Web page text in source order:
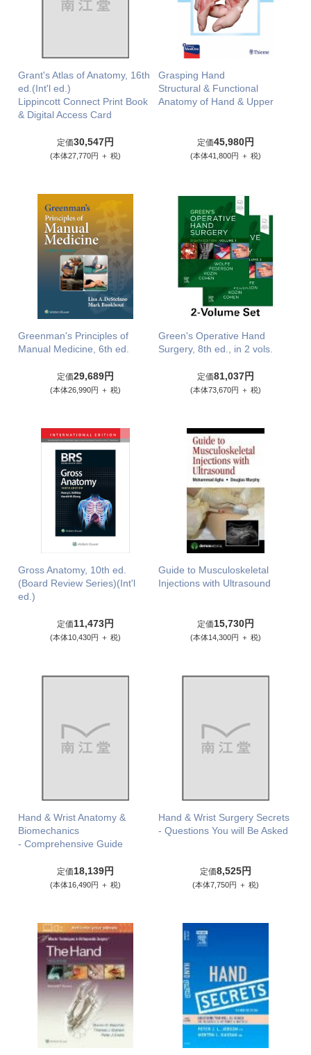
Grant's Atlas of Anatomy, 16th
ed.(Int'l ed.)
Lippincott Connect Print Book
& Digital Access Card
定価30,547円
(本体27,770円 ＋ 税)
Grasping Hand
Structural & Functional
Anatomy of Hand & Upper
定価45,980円
(本体41,800円 ＋ 税)
Greenman's Principles of
Manual Medicine, 6th ed.
定価29,689円
(本体26,990円 ＋ 税)
Green's Operative Hand
Surgery, 8th ed., in 2 vols.
定価81,037円
(本体73,670円 ＋ 税)
Gross Anatomy, 10th ed.
(Board Review Series)(Int'l
ed.)
定価11,473円
(本体10,430円 ＋ 税)
Guide to Musculoskeletal
Injections with Ultrasound
定価15,730円
(本体14,300円 ＋ 税)
Hand & Wrist Anatomy &
Biomechanics
- Comprehensive Guide
定価18,139円
(本体16,490円 ＋ 税)
Hand & Wrist Surgery Secrets
- Questions You will Be Asked
定価8,525円
(本体7,750円 ＋ 税)